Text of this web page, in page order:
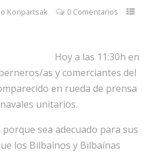
Konpartsak
0 Comentarios
Hoy a las 11:30h en
as y comerciantes del
en rueda de prensa
unitarios.
sea adecuado para sus
los Bilbaínos y Bilbaínas